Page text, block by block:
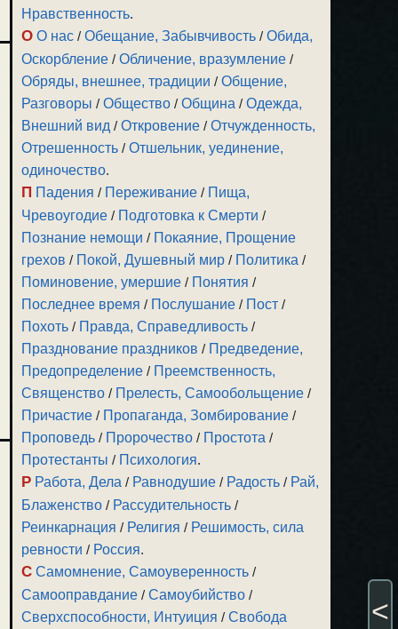
Нравственность.
О О нас /Обещание, Забывчивость /Обида,
Оскорбление /Обличение, вразумление /
Обряды, внешнее, традиции /Общение,
Разговоры /Общество /Община /Одежда,
Внешний вид /Откровение /Отчужденность,
Отрешенность /Отшельник, уединение,
одиночество.
П Падения / Переживание / Пища,
Чревоугодие / Подготовка к Смерти /
Познание немощи / Покаяние, Прощение
грехов / Покой, Душевный мир / Политика /
Поминовение, умершие / Понятия /
Последнее время / Послушание / Пост /
Похоть / Правда, Справедливость /
Празднование праздников / Предведение,
Предопределение / Преемственность,
Священство / Прелесть, Самообольщение /
Причастие / Пропаганда, Зомбирование /
Проповедь / Пророчество / Простота /
Протестанты / Психология.
Р Работа, Дела / Равнодушие / Радость / Рай,
Блаженство / Рассудительность /
Реинкарнация / Религия / Решимость, сила
ревности / Россия.
С Самомнение, Самоуверенность /
Самооправдание /Самоубийство /
Сверхспособности, Интуиция /Свобода
<